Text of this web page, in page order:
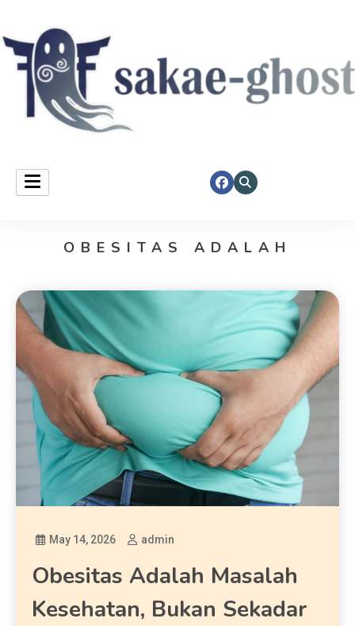
Sakae Ghost
OBESITAS ADALAH
May 14, 2026 admin
Obesitas Adalah Masalah
Kesehatan, Bukan Sekadar